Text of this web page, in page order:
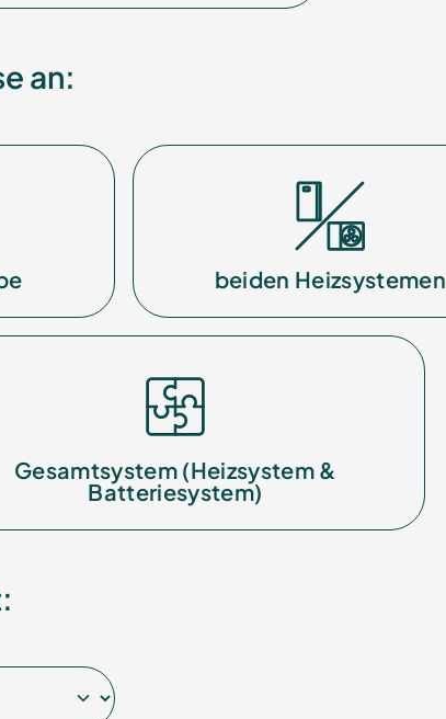
an:
beiden Heizsystemen
Gesamtsystem (Heizsystem &
Batteriesystem)